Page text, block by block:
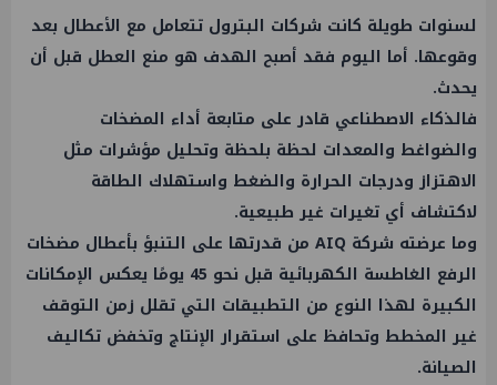
لسنوات طويلة كانت شركات البترول تتعامل مع الأعطال بعد
وقوعها. أما اليوم فقد أصبح الهدف هو منع العطل قبل أن
يحدث.
فالذكاء الاصطناعي قادر على متابعة أداء المضخات
والضواغط والمعدات لحظة بلحظة وتحليل مؤشرات مثل
الاهتزاز ودرجات الحرارة والضغط واستهلاك الطاقة
لاكتشاف أي تغيرات غير طبيعية.
وما عرضته شركة AIQ من قدرتها على التنبؤ بأعطال مضخات
الرفع الغاطسة الكهربائية قبل نحو 45 يومًا يعكس الإمكانات
الكبيرة لهذا النوع من التطبيقات التي تقلل زمن التوقف
غير المخطط وتحافظ على استقرار الإنتاج وتخفض تكاليف
الصيانة.